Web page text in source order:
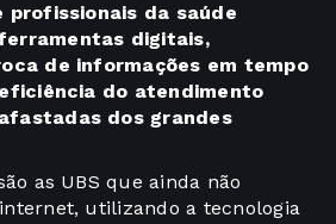
profissionais da saúde
digitais,
de informações em tempo
do atendimento
dos grandes
as UBS que ainda não
utilizando a tecnologia